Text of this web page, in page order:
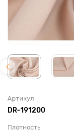
Артикул
DR-191200
Плотность